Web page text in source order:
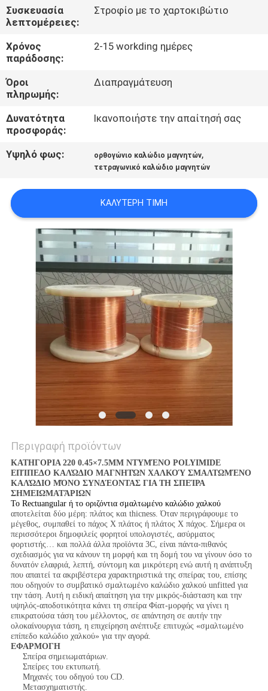
ΣΕ
ΕΠΑΦΉ
ΜΕ
ΕΙΔΉΣΕΙΣ
ΖΗΤΉΣΤΕ
ΈΝΑ
ΑΠΌΣΠΑΣΜΑ
SITEMAP
PRIVACY
POLICY
Συσκευασία
λεπτομέρειες:
Στροφίο με το χαρτοκιβώτιο
Χρόνος
παράδοσης:
2-15 workding ημέρες
Όροι
πληρωμής:
Διαπραγμάτευση
Δυνατότητα
προσφοράς:
Ικανοποιήστε την απαίτησή σας
Υψηλό φως: ορθογώνιο καλώδιο μαγνητών,
τετραγωνικό καλώδιο μαγνητών
ΚΑΛΎΤΕΡΗ ΤΙΜΉ
Περιγραφή προϊόντων
ΚΑΤΗΓΟΡΙΑ 220 0.45×7.5MM ΝΤΥΜΈΝΟ POLYIMIDE
ΕΠΊΠΕΔΟ ΚΑΛΏΔΙΟ ΜΑΓΝΗΤΏΝ ΧΑΛΚΟΎ ΣΜΑΛΤΩΜΈΝΟ
ΚΑΛΏΔΙΟ ΜΌΝΟ ΣΥΝΔΈΟΝΤΑΣ ΓΙΑ ΤΗ ΣΠΕΊΡΑ
ΣΗΜΕΙΩΜΑΤΆΡΙΩΝ
Το Rectuangular ή το οριζόντια σμαλτωμένο καλώδιο χαλκού
αποτελείται δύο μέρη: πλάτος και thicness. Όταν περιγράφουμε το
μέγεθος, συμπαθεί το πάχος Χ πλάτος ή πλάτος Χ πάχος. Σήμερα οι
περισσότεροι δημοφιλείς φορητοί υπολογιστές, ασύρματος
φορτιστής… και πολλά άλλα προϊόντα 3C, είναι πάντα-πιθανός
σχεδιασμός για να κάνουν τη μορφή και τη δομή του να γίνουν όσο το
δυνατόν ελαφριά, λεπτή, σύντομη και μικρότερη ενώ αυτή η ανάπτυξη
που απαιτεί τα ακριβέστερα χαρακτηριστικά της σπείρας του, επίσης
που οδηγούν το συμβατικό σμαλτωμένο καλώδιο χαλκού unfitted για
την τάση. Αυτή η ειδική απαίτηση για την μικρός-διάσταση και την
υψηλός-αποδοτικότητα κάνει τη σπείρα Φίατ-μορφής να γίνει η
επικρατούσα τάση του μέλλοντος, σε απάντηση σε αυτήν την
ολοκαίνουργια τάση, η επιχείρηση ανέπτυξε επιτυχώς «σμαλτωμένο
επίπεδο καλώδιο χαλκού» για την αγορά.
ΕΦΑΡΜΟΓΗ
Σπείρα σημειωματάριων.
Σπείρες του εκτυπωτή.
Μηχανές του οδηγού του CD.
Μετασχηματιστής.